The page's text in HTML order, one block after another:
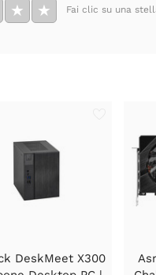
★ ★ Fai clic su una
DeskMeet X300